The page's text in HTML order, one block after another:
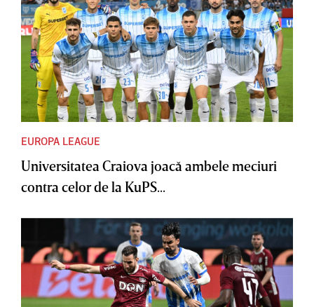
EUROPA LEAGUE
Universitatea Craiova joacă ambele meciuri
contra celor de la KuPS...